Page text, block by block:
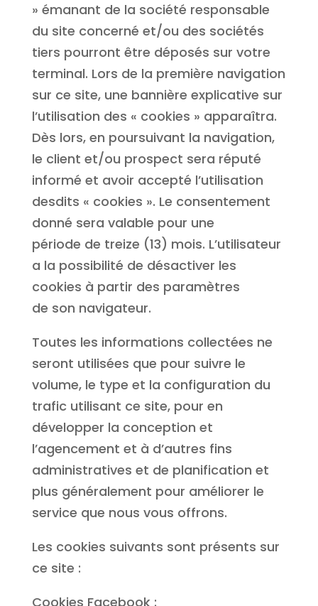
» émanant de la société responsable
du site concerné et/ou des sociétés
tiers pourront être déposés sur votre
terminal. Lors de la première navigation
sur ce site, une bannière explicative sur
l’utilisation des « cookies » apparaîtra.
Dès lors, en poursuivant la navigation,
le client et/ou prospect sera réputé
informé et avoir accepté l’utilisation
desdits « cookies ». Le consentement
donné sera valable pour une
période de treize (13) mois. L’utilisateur
a la possibilité de désactiver les
cookies à partir des paramètres
de son navigateur.
Toutes les informations collectées ne
seront utilisées que pour suivre le
volume, le type et la configuration du
trafic utilisant ce site, pour en
développer la conception et
l’agencement et à d’autres fins
administratives et de planification et
plus généralement pour améliorer le
service que nous vous offrons.
Les cookies suivants sont présents sur
ce site :
Cookies Facebook :